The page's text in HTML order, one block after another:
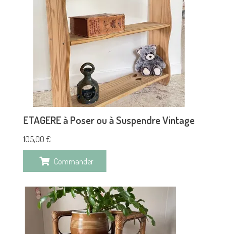
ETAGERE à Poser ou à Suspendre Vintage
105,00 €
Commander